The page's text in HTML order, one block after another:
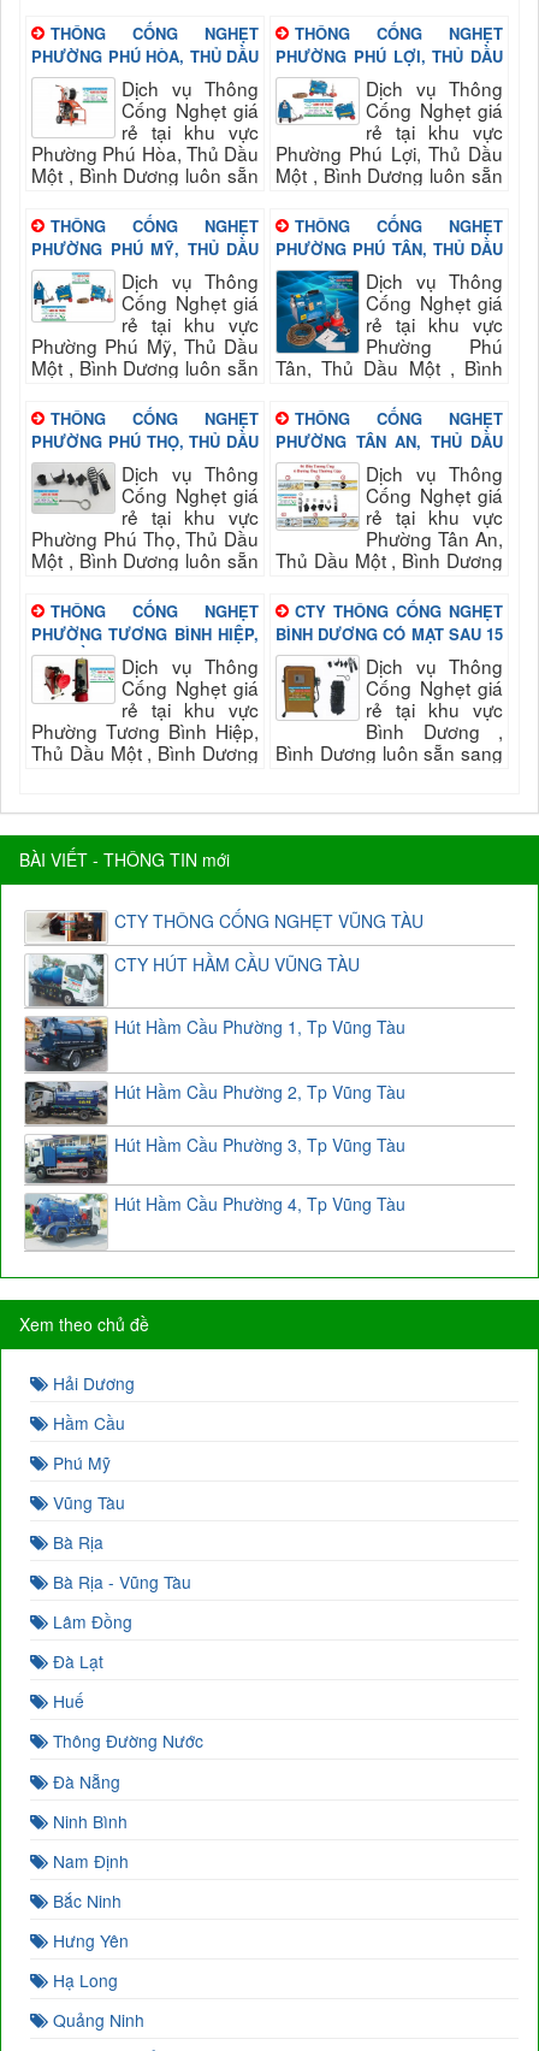
Ty TNHH Môi Trường Xanh
Hà Thành
đảm bảo uy tín, chất...
THÔNG CỐNG NGHẸT
PHƯỜNG PHÚ HÒA, THỦ DẦU
MỘT , BÌNH DƯƠNGDịch vụ Thông
Cống Nghẹt giá
rẻ tại khu vực
Phường Phú Hòa, Thủ Dầu
Một , Bình Dương luôn sẵn
nhanh và đảm bảo uy tín,
chất...
THÔNG CỐNG NGHẸT
PHƯỜNG PHÚ LỢI, THỦ DẦU
MỘT , BÌNH DƯƠNGDịch vụ Thông
Cống Nghẹt giá
rẻ tại khu vực
Phường Phú Lợi, Thủ Dầu
Một , Bình Dương luôn sẵn
nhanh và đảm bảo uy tín,
chất...
THÔNG CỐNG NGHẸT
PHƯỜNG PHÚ MỸ, THỦ DẦU
MỘT , BÌNH DƯƠNGDịch vụ Thông
Cống Nghẹt giá
rẻ tại khu vực
Phường Phú Mỹ, Thủ Dầu
Một , Bình Dương luôn sẵn
nhanh và đảm bảo uy tín,
chất...
THÔNG CỐNG NGHẸT
PHƯỜNG PHÚ TÂN, THỦ DẦU
MỘT , BÌNH DƯƠNGDịch vụ Thông
Cống Nghẹt giá
rẻ tại khu vực
Phường Phú
Tân, Thủ Dầu Một , Bình
vụ quý khách nhanh và
đảm bảo uy tín, chất...
THÔNG CỐNG NGHẸT
PHƯỜNG PHÚ THỌ, THỦ DẦU
MỘT , BÌNH DƯƠNGDịch vụ Thông
Cống Nghẹt giá
rẻ tại khu vực
Phường Phú Thọ, Thủ Dầu
Một , Bình Dương luôn sẵn
nhanh và đảm bảo uy tín,
chất...
THÔNG CỐNG NGHẸT
PHƯỜNG TÂN AN, THỦ DẦU
MỘT , BÌNH DƯƠNGDịch vụ Thông
Cống Nghẹt giá
rẻ tại khu vực
Phường Tân An,
Thủ Dầu Một , Bình Dương
khách nhanh và đảm bảo
uy tín, chất...
THÔNG CỐNG NGHẸT
PHƯỜNG TƯƠNG BÌNH HIỆP,
THỦ DẦU MỘT , BÌNH DƯƠNG
Dịch vụ Thông
Cống Nghẹt giá
rẻ tại khu vực
Phường Tương Bình Hiệp,
Thủ Dầu Một , Bình Dương
uy tín,...
CTY THÔNG CỐNG NGHẸT
BÌNH DƯƠNG CÓ MẠT SAU 15
PHÚT
Dịch vụ Thông
Cống Nghẹt giá
rẻ tại khu vực
Bình Dương ,
Bình Dương luôn sẵn sang
lượng hài long quý...
BÀI VIẾT - THÔNG TIN mới
CTY THÔNG CỐNG NGHẸT VŨNG TÀU
CTY HÚT HẦM CẦU VŨNG TÀU
Hút Hầm Cầu Phường 1, Tp Vũng Tàu
Hút Hầm Cầu Phường 2, Tp Vũng Tàu
Hút Hầm Cầu Phường 3, Tp Vũng Tàu
Hút Hầm Cầu Phường 4, Tp Vũng Tàu
Xem theo chủ đề
Hải Dương
Hầm Cầu
Phú Mỹ
Vũng Tàu
Bà Rịa
Bà Rịa - Vũng Tàu
Lâm Đồng
Đà Lạt
Huế
Thông Đường Nước
Đà Nẵng
Ninh Bình
Nam Định
Bắc Ninh
Hưng Yên
Hạ Long
Quảng Ninh